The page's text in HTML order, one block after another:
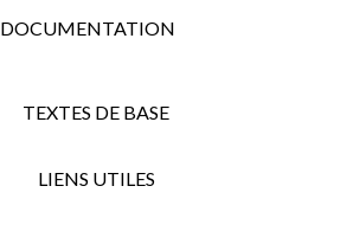
DOCUMENTATION
TEXTES DE BASE
LIENS UTILES